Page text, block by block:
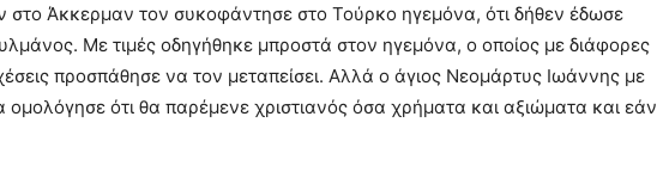
στο Άκκερμαν τον συκοφάντησε στο Τούρκο ηγεμόνα, ότι δήθεν έδωσε
Με τιμές οδηγήθηκε μπροστά στον ηγεμόνα, ο οποίος με διάφορες
προσπάθησε να τον μεταπείσει. Αλλά ο άγιος Νεομάρτυς Ιωάννης με
ομολόγησε ότι θα παρέμενε χριστιανός όσα χρήματα και αξιώματα και εάν